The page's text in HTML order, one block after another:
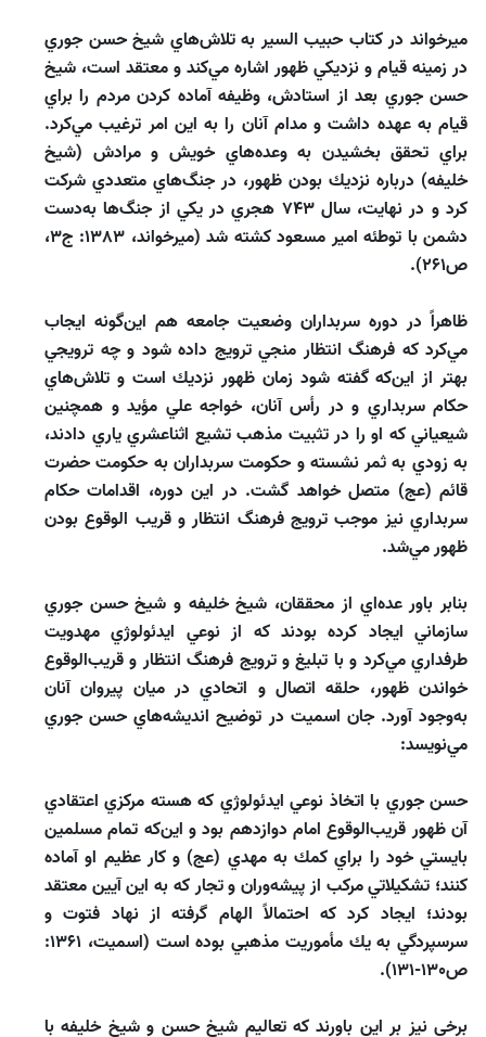
ميرخواند در كتاب حبيب السير به تلاش‌‌هاي شيخ حسن جوري
در زمينه قيام و نزديكي ظهور اشاره مي‌‌كند و معتقد است، شيخ
حسن جوري بعد از استادش، وظيفه آماده كردن مردم را براي
قيام به عهده داشت و مدام آنان را به اين امر ترغيب مي‌كرد.
براي تحقق بخشيدن به وعده‌هاي خويش و مرادش (شيخ
خليفه) درباره نزديك بودن ظهور، در جنگ‌هاي متعددي شركت
كرد و در نهايت، سال 743 هجري در يكي از جنگ‌ها به‌دست
دشمن با توطئه امير مسعود كشته شد (ميرخواند، 1383: ج3،
ص261).
ظاهراً در دوره سربداران وضعيت جامعه هم اين‌گونه ايجاب
مي‌‌كرد كه فرهنگ انتظار منجي ترويج داده شود و چه ترويجي
بهتر از اين‌كه گفته شود زمان ظهور نزديك است و تلاش‌‌هاي
حكام سربداري و در رأس آنان، خواجه علي مؤيد و همچنين
شيعياني كه او را در تثبيت مذهب تشيع اثناعشري ياري دادند،
به زودي به ثمر نشسته و حكومت سربداران به حكومت حضرت
قائم (عج) متصل خواهد گشت. در اين دوره، اقدامات حكام
سربداري نيز موجب ترويج فرهنگ انتظار و قريب الوقوع بودن
ظهور مي‌‌شد.
بنابر باور عده‌اي از محققان، شيخ خليفه و شيخ حسن جوري
سازماني ايجاد كرده بودند كه از نوعي ايدئولوژي مهدويت
طرفداري مي‌كرد و با تبليغ و ترويج فرهنگ انتظار و قريب‌الوقوع
خواندن ظهور، حلقه اتصال و اتحادي در ميان پيروان آنان
به‌وجود آورد. جان اسميت در توضيح انديشه‌هاي حسن جوري
مي‌نويسد:
حسن جوري با اتخاذ نوعي ايدئولوژي كه هسته مركزي اعتقادي
آن ظهور قريب‌الوقوع امام دوازدهم بود و اين‌كه تمام مسلمين
بايستي خود را براي كمك به مهدي (عج) و كار عظيم او آماده
كنند؛ تشكيلاتي مركب از پيشه‌وران و تجار كه به اين آيين معتقد
بودند؛ ايجاد كرد كه احتمالاً الهام گرفته از نهاد فتوت و
سرسپردگي به يك مأموريت مذهبي بوده است (اسميت، 1361:
ص130-131).
برخي نيز بر اين باورند كه تعاليم شيخ حسن و شيخ خليفه با